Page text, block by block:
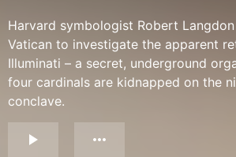
Harvard symbologist Robert
Vatican to investigate the apparent
Illuminati – a secret, underground
four cardinals are kidnapped on the
conclave.